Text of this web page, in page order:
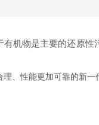
物是主要的还原性
、性能更加可靠的新一